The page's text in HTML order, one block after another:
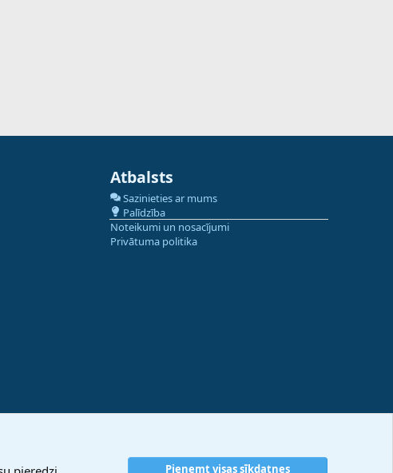
Atbalsts
Sazinieties ar mums
Palīdzība
Noteikumi un nosacījumi
Privātuma politika
Pieņemt visas sīkdatnes